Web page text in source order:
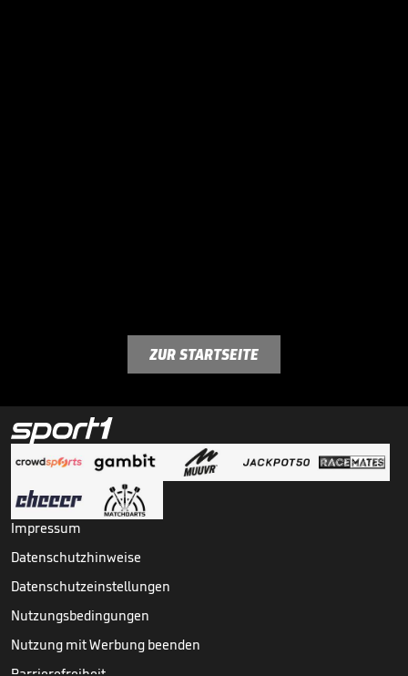
ZUR STARTSEITE
Impressum
Datenschutzhinweise
Datenschutzeinstellungen
Nutzungsbedingungen
Nutzung mit Werbung beenden